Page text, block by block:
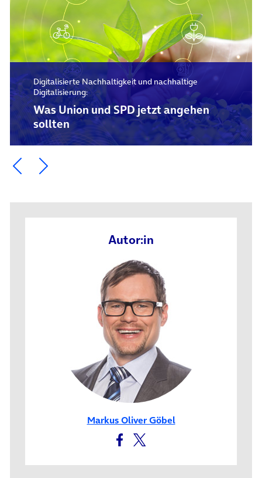
Digitalisierte Nachhaltigkeit und nachhaltige
Digitalisierung:
Was Union und SPD jetzt angehen
sollten
Ein Element zurück blättern
Ein Element weiter blättern
Autor:in
Markus Oliver Göbel